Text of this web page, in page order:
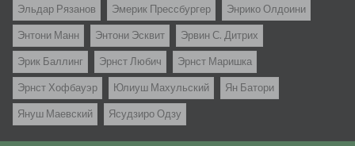
Эльдар Рязанов Эмерик Прессбургер Энрико Олдоини
Энтони Манн Энтони Эсквит Эрвин С. Дитрих
Эрик Баллинг Эрнст Любич Эрнст Маришка
Эрнст Хофбауэр Юлиуш Махульский Ян Батори
Януш Маевский Ясудзиро Одзу